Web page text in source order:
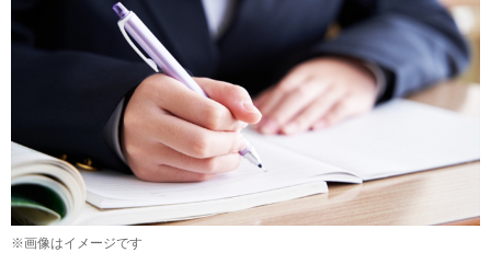
※画像はイメージです